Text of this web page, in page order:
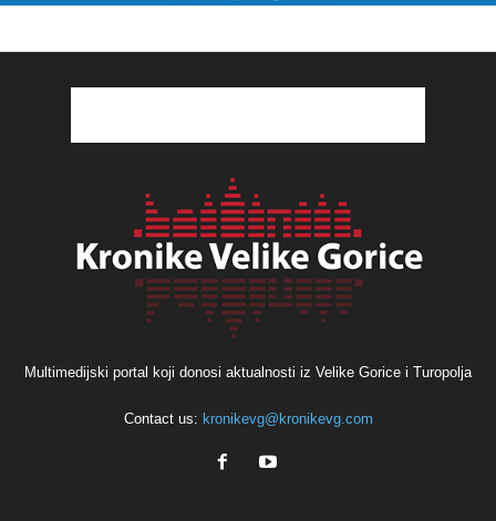
Multimedijski portal koji donosi aktualnosti iz Velike Gorice i Turopolja
Contact us: kronikevg@kronikevg.com